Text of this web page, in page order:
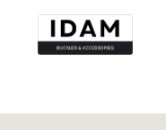
Aller
à
Aller
au